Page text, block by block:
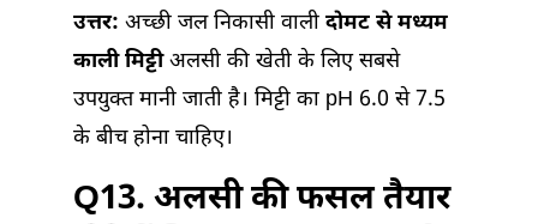
उत्तर: अच्छी जल निकासी वाली दोमट से मध्यम
काली मिट्टीअलसी की खेती के लिए सबसे
उपयुक्त मानी जाती है। मिट्टी का pH 6.0 से 7.5
के बीच होना चाहिए।
Q13. अलसी की फसल तैयार